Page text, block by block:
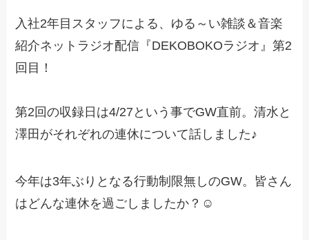
入社2年目スタッフによる、ゆる～い雑談＆音楽
紹介ネットラジオ配信『DEKOBOKOラジオ』第2
回目！
第2回の収録日は4/27という事でGW直前。清水と
澤田がそれぞれの連休について話しました♪
今年は3年ぶりとなる行動制限無しのGW。皆さん
はどんな連休を過ごしましたか？☺